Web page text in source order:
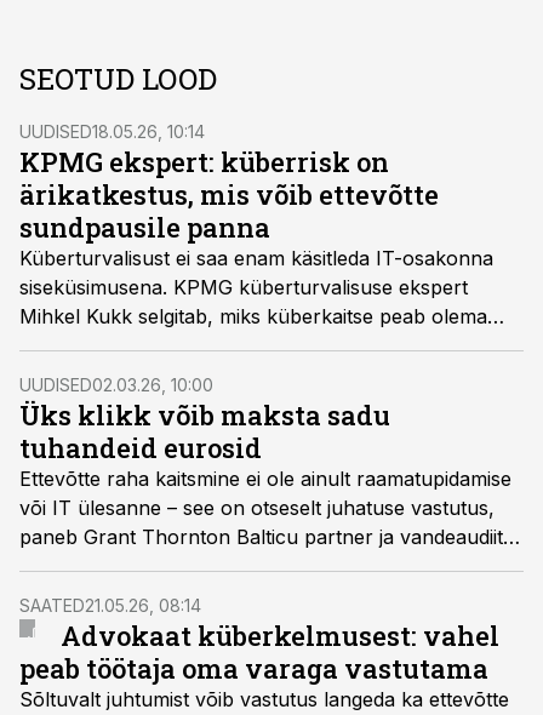
SEOTUD LOOD
UUDISED18.05.26, 10:14
KPMG ekspert: küberrisk on
ärikatkestus, mis võib ettevõtte
sundpausile panna
Küberturvalisust ei saa enam käsitleda IT-osakonna
siseküsimusena. KPMG küberturvalisuse ekspert
Mihkel Kukk selgitab, miks küberkaitse peab olema
juhtkonna, personalijuhtide ja kogu organisatsiooni
vastupidavuse teema.
UUDISED02.03.26, 10:00
Üks klikk võib maksta sadu
tuhandeid eurosid
Ettevõtte raha kaitsmine ei ole ainult raamatupidamise
või IT ülesanne – see on otseselt juhatuse vastutus,
paneb Grant Thornton Balticu partner ja vandeaudiitor
Anni Vaiksaar südamele.
SAATED21.05.26, 08:14
Advokaat küberkelmusest: vahel
peab töötaja oma varaga vastutama
Sõltuvalt juhtumist võib vastutus langeda ka ettevõtte